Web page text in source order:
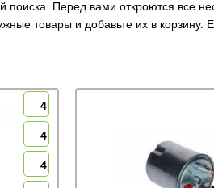
поиска. Перед вами откроются все
товары и добавьте их в
4
4
4